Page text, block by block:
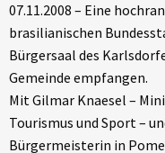
Kontakt
Mitglied werden
07.11.2008 – Eine
brasilianischen
Bürgersaal des
Gemeinde empfangen.
Mit Gilmar Knaesel –
Tourismus und Sport –
Bürgermeisterin in